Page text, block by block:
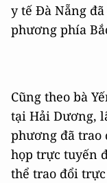
y tế Đà Nẵng
phương phía
Cũng theo bà
tại Hải Dương,
phương đã trao
họp trực tuyến
thể trao đổi